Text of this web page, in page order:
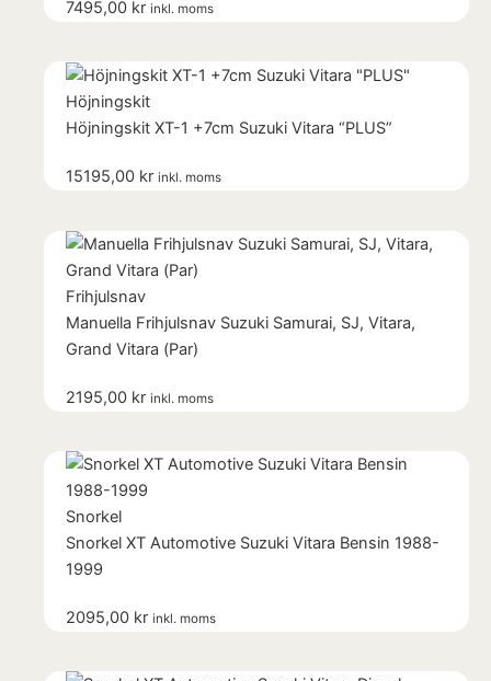
7495,00 kr inkl. moms
Höjningskit
Höjningskit XT-1 +7cm Suzuki Vitara “PLUS”
15195,00 kr inkl. moms
Frihjulsnav
Manuella Frihjulsnav Suzuki Samurai, SJ, Vitara,
Grand Vitara (Par)
2195,00 kr inkl. moms
Snorkel
Snorkel XT Automotive Suzuki Vitara Bensin 1988-
1999
2095,00 kr inkl. moms